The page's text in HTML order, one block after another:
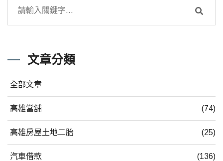
文章分類
全部文章
高雄當舖 (74)
高雄房屋土地二胎 (25)
汽車借款 (136)